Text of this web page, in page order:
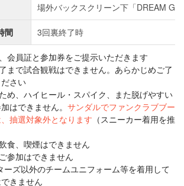
場外バックスクリーン下「DREAM
間 3回裏終了時
会員証と参加券をご提示いただきます
まで試合観戦はできません。あらかじめご了
さい
め、ハイヒール・スパイク、また脱げやすい
はできません。 サンダルでファンクラブブー
抽選対象外となります （スニーカー着用を推
食、喫煙はできません
参加はできません
ーズ以外のチームユニフォーム等を着用して
きません